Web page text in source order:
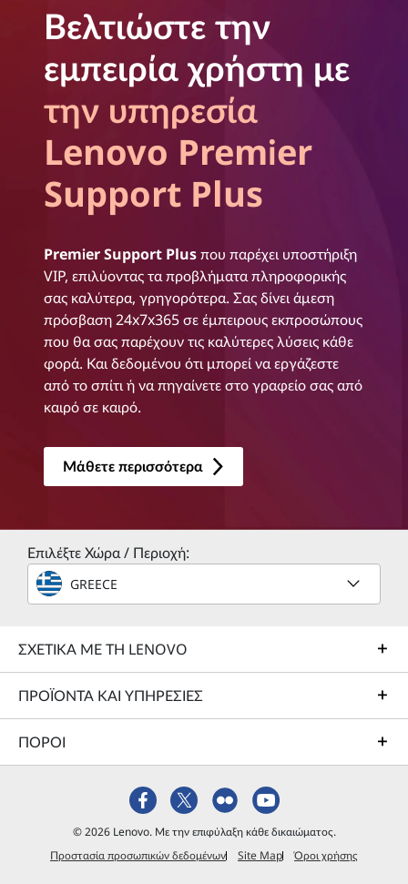
Βελτιώστε την
εμπειρία χρήστη με
την υπηρεσία
Lenovo Premier
Support Plus
Premier Support Plusπου παρέχει υποστήριξη
VIP, επιλύοντας τα προβλήματα πληροφορικής
σας καλύτερα, γρηγορότερα. Σας δίνει άμεση
πρόσβαση 24x7x365 σε έμπειρους εκπροσώπους
που θα σας παρέχουν τις καλύτερες λύσεις κάθε
φορά. Και δεδομένου ότι μπορεί να εργάζεστε
από το σπίτι ή να πηγαίνετε στο γραφείο σας από
καιρό σε καιρό.
Μάθετε περισσότερα
Επιλέξτε Χώρα / Περιοχή:
GREECE
ΣΧΕΤΙΚΑ ΜΕ ΤΗ LENOVO
ΠΡΟΪΟΝΤΑ ΚΑΙ ΥΠΗΡΕΣΙΕΣ
ΠΟΡΟΙ
© 2026 Lenovo. Με την επιφύλαξη κάθε δικαιώματος.
Προστασία προσωπικών δεδομένων
Site Map Όροι χρήσης